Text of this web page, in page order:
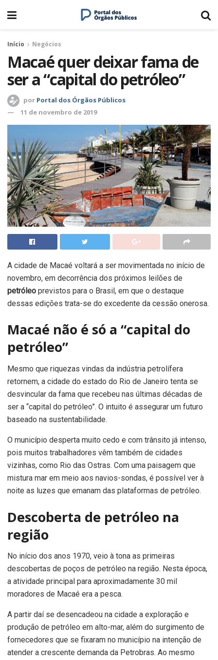
Início Negócios
Macaé quer deixar fama de
ser a “capital do petróleo”
por Portal dos Órgãos Públicos
11 de novembro de 2019
A cidade de Macaé voltará a ser movimentada no início de
novembro, em decorrência dos próximos leilões de
petróleo previstos para o Brasil, em que o destaque
dessas edições trata-se do excedente da cessão onerosa.
Macaé não é só a “capital do
petróleo”
Mesmo que riquezas vindas da indústria petrolífera
retornem, a cidade do estado do Rio de Janeiro tenta se
desvincular da fama que recebeu nas últimas décadas de
ser a “capital do petróleo”. O intuito é assegurar um futuro
baseado na sustentabilidade.
O município desperta muito cedo e com trânsito já intenso,
pois muitos trabalhadores vêm também de cidades
vizinhas, como Rio das Ostras. Com uma paisagem que
mistura mar em meio aos navios-sondas, é possível ver à
noite as luzes que emanam das plataformas de petróleo.
Descoberta de petróleo na
região
No início dos anos 1970, veio à tona as primeiras
descobertas de poços de petróleo na região. Nesta época,
a atividade principal para aproximadamente 30 mil
moradores de Macaé era a pesca.
A partir daí se desencadeou na cidade a exploração e
produção de petróleo em alto-mar, além do surgimento de
fornecedores que se fixaram no município na intenção de
atender a crescente demanda da Petrobras. Ao mesmo